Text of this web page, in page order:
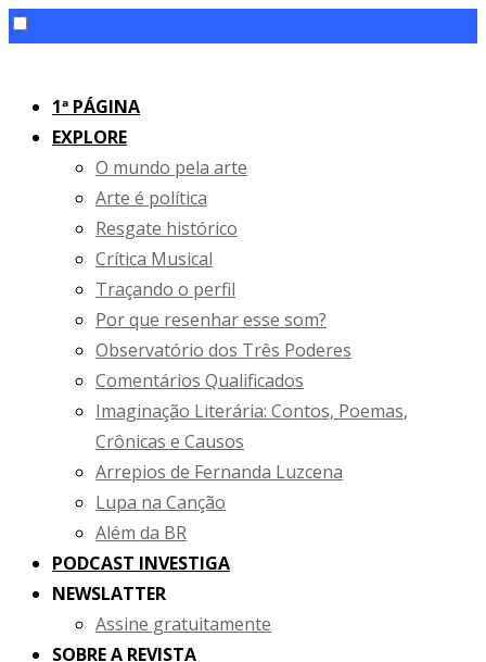
1ª PÁGINA
EXPLORE
O mundo pela arte
Arte é política
Resgate histórico
Crítica Musical
Traçando o perfil
Por que resenhar esse som?
Observatório dos Três Poderes
Comentários Qualificados
Imaginação Literária: Contos, Poemas,
Crônicas e Causos
Arrepios de Fernanda Luzcena
Lupa na Canção
Além da BR
PODCAST INVESTIGA
NEWSLATTER
Assine gratuitamente
SOBRE A REVISTA